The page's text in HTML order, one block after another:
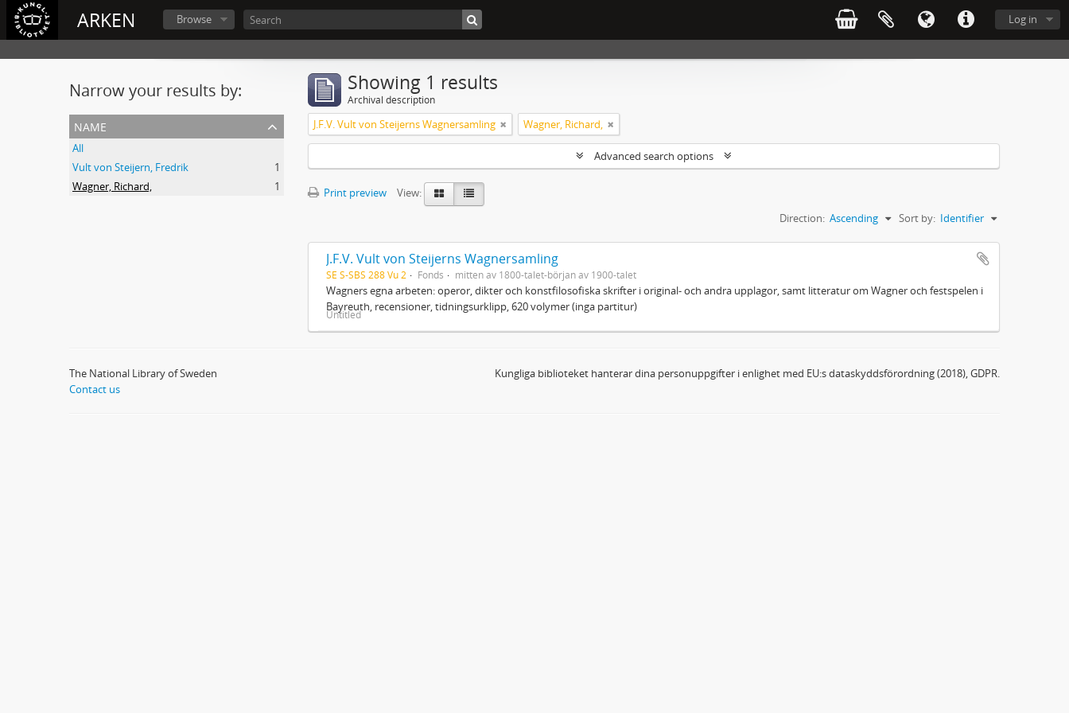
ARKEN Log in
Browse
Narrow your results by:
name
All
Vult von Steijern, Fredrik
1
Wagner, Richard,
1
Showing 1 results
Archival description
J.F.V. Vult von Steijerns Wagnersamling Wagner, Richard,
Advanced search options
Print preview
View:
Sort by: Identifier
Direction: Ascending
J.F.V. Vult von Steijerns Wagnersamling
SE S-SBS 288 Vu 2 Fonds mitten av 1800-talet-början av 1900-talet
Wagners egna arbeten: operor, dikter och konstfilosofiska skrifter i original- och andra upplagor, samt litteratur om Wagner och festspelen i
Bayreuth, recensioner, tidningsurklipp, 620 volymer (inga partitur)
Untitled
The National Library of Sweden
Contact us
Kungliga biblioteket hanterar dina personuppgifter i enlighet med EU:s dataskyddsförordning (2018), GDPR.